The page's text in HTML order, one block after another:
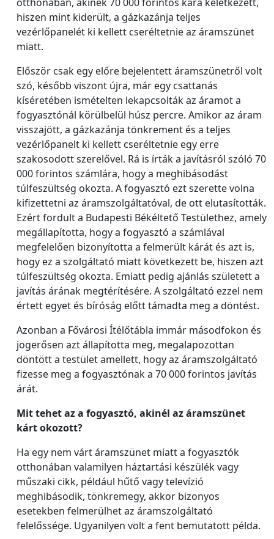
hiszen mint kiderült, a gázkazánja teljes
vezérlőpanelét ki kellett cseréltetnie az áramszünet
miatt.
Először csak egy előre bejelentett áramszünetről volt
szó, később viszont újra, már egy csattanás
kíséretében ismételten lekapcsolták az áramot a
fogyasztónál körülbelül húsz percre. Amikor az áram
visszajött, a gázkazánja tönkrement és a teljes
vezérlőpanelt ki kellett cseréltetnie egy erre
szakosodott szerelővel. Rá is írták a javításról szóló 70
000 forintos számlára, hogy a meghibásodást
túlfeszültség okozta. A fogyasztó ezt szerette volna
kifizettetni az áramszolgáltatóval, de ott elutasították.
Ezért fordult a Budapesti Békéltető Testülethez, amely
megállapította, hogy a fogyasztó a számlával
megfelelően bizonyította a felmerült kárát és azt is,
hogy ez a szolgáltató miatt következett be, hiszen azt
túlfeszültség okozta. Emiatt pedig ajánlás született a
javítás árának megtérítésére. A szolgáltató ezzel nem
értett egyet és bíróság előtt támadta meg a döntést.
Azonban a Fővárosi Ítélőtábla immár másodfokon és
jogerősen azt állapította meg, megalapozottan
döntött a testület amellett, hogy az áramszolgáltató
fizesse meg a fogyasztónak a 70 000 forintos javítás
árát.
Mit tehet az a fogyasztó, akinél az áramszünet
kárt okozott?
Ha egy nem várt áramszünet miatt a fogyasztók
otthonában valamilyen háztartási készülék vagy
műszaki cikk, például hűtő vagy televízió
meghibásodik, tönkremegy, akkor bizonyos
esetekben felmerülhet az áramszolgáltató
felelőssége. Ugyanilyen volt a fent bemutatott példa.